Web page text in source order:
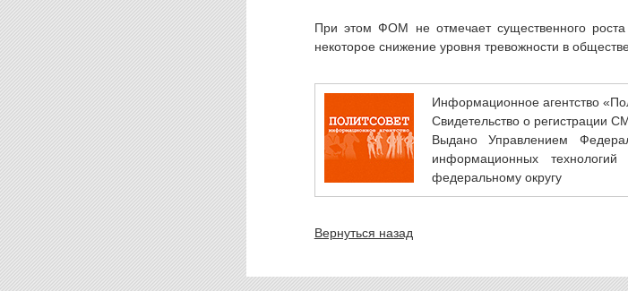
При этом ФОМ не отмечает существенного
некоторое снижение уровня тревожности в
Информационное агентство
Свидетельство о регистрации
Выдано Управлением
информационных
федеральному округу
Вернуться назад